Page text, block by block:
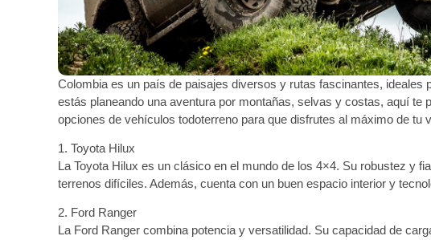
Colombia es un país de paisajes diversos y rutas fascinantes, ideales
estás planeando una aventura por montañas, selvas y costas, aquí te
opciones de vehículos todoterreno para que disfrutes al máximo de tu
1. Toyota Hilux
La Toyota Hilux es un clásico en el mundo de los 4×4. Su robustez y
terrenos difíciles. Además, cuenta con un buen espacio interior y
2. Ford Ranger
La Ford Ranger combina potencia y versatilidad. Su capacidad de